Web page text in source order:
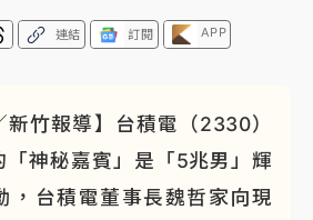
曝
連結 訂閱 APP
新竹報導】台積電（2330）
「神秘嘉賓」是「5兆男」輝
，台積電董事長魏哲家向現